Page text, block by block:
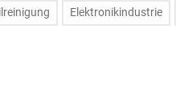
Elektronikindustrie